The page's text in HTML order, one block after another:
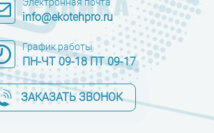
info@ekotehpro.ru
График работы
ПН-ЧТ 09-18 ПТ 09-17
ЗАКАЗАТЬ ЗВОНОК